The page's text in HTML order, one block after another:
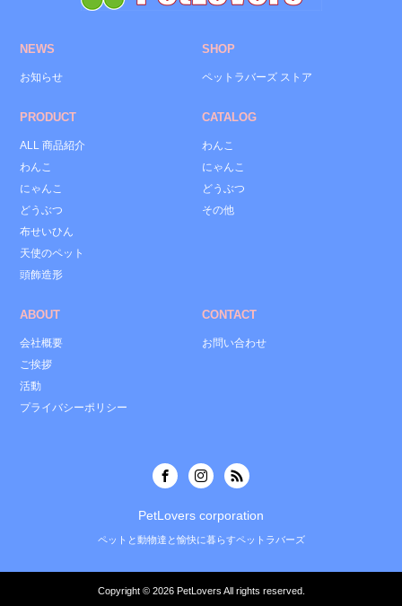
NEWS
お知らせ
SHOP
ペットラバーズ ストア
PRODUCT
ALL 商品紹介
わんこ
にゃんこ
どうぶつ
布せいひん
天使のペット
頭飾造形
CATALOG
わんこ
にゃんこ
どうぶつ
その他
ABOUT
会社概要
ご挨拶
活動
プライバシーポリシー
CONTACT
お問い合わせ
PetLovers corporation
ペットと動物達と愉快に暮らすペットラバーズ
Copyright © 2026 PetLovers All rights reserved.